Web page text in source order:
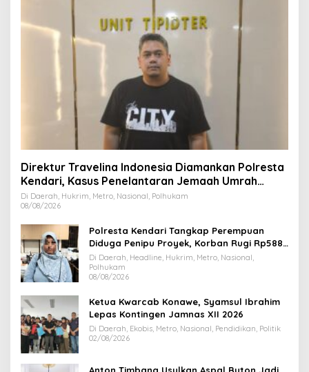
Direktur Travelina Indonesia Diamankan Polresta
Kendari, Kasus Penelantaran Jemaah Umrah
Masuk Babak Baru
Di Daerah, Hukrim, Metro, Nasional, Polhukam
08/08/2026
Polresta Kendari Tangkap Perempuan
Diduga Penipu Proyek, Korban Rugi Rp588,1
Juta
Di Daerah, Headline, Hukrim, Metro, Nasional,
Polhukam
08/08/2026
Ketua Kwarcab Konawe, Syamsul Ibrahim
Lepas Kontingen Jamnas XII 2026
Di Daerah, Ekobis, Metro, Nasional, Pendidikan, Politik
02/08/2026